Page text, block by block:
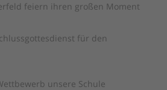
feiern ihren großen Moment
für den
unsere Schule